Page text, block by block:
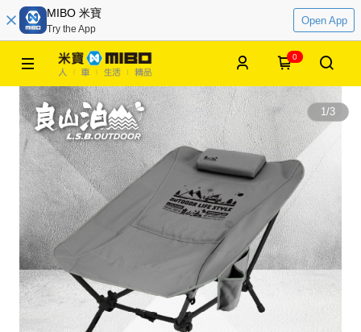
MIBO 米寶
Try the App
Open App
0
1/3